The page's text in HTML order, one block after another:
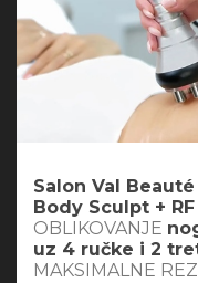
Salon Val
Body Sculpt +
OBLIKOVANJE
uz 4 ručke i 2
MAKSIMALNE